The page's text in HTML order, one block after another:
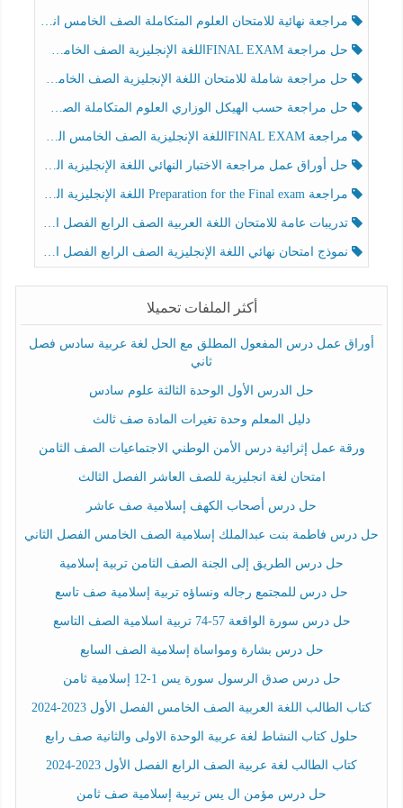
مراجعة نهائية للامتحان العلوم المتكاملة الصف الخامس انسبير الفصل الثالث
حل مراجعة FINAL EXAMاللغة الإنجليزية الصف الخامس الفصل الثالث
حل مراجعة شاملة للامتحان اللغة الإنجليزية الصف الخامس الفصل الثالث
حل مراجعة حسب الهيكل الوزاري العلوم المتكاملة الصف الخامس عام الفصل الثالث
مراجعة FINAL EXAMاللغة الإنجليزية الصف الخامس الفصل الثالث
حل أوراق عمل مراجعة الاختبار النهائي اللغة الإنجليزية الصف الرابع الفصل الثالث
مراجعة Preparation for the Final exam اللغة الإنجليزية الصف الرابع الفصل الثالث
تدريبات عامة للامتحان اللغة العربية الصف الرابع الفصل الثالث
نموذج امتحان نهائي اللغة الإنجليزية الصف الرابع الفصل الثالث
أكثر الملفات تحميلا
أوراق عمل درس المفعول المطلق مع الحل لغة عربية سادس فصل
ثاني
حل الدرس الأول الوحدة الثالثة علوم سادس
دليل المعلم وحدة تغيرات المادة صف ثالث
ورقة عمل إثرائية درس الأمن الوطني الاجتماعيات الصف الثامن
امتحان لغة انجليزية للصف العاشر الفصل الثالث
حل درس أصحاب الكهف إسلامية صف عاشر
حل درس فاطمة بنت عبدالملك إسلامية الصف الخامس الفصل الثاني
حل درس الطريق إلى الجنة الصف الثامن تربية إسلامية
حل درس للمجتمع رجاله ونساؤه تربية إسلامية صف تاسع
حل درس سورة الواقعة 57-74 تربية اسلامية الصف التاسع
حل درس بشارة ومواساة إسلامية الصف السابع
حل درس صدق الرسول سورة يس 1-12 إسلامية ثامن
كتاب الطالب اللغة العربية الصف الخامس الفصل الأول 2023-2024
حلول كتاب النشاط لغة عربية الوحدة الاولى والثانية صف رابع
كتاب الطالب لغة عربية الصف الرابع الفصل الأول 2023-2024
حل درس مؤمن ال يس تربية إسلامية صف ثامن